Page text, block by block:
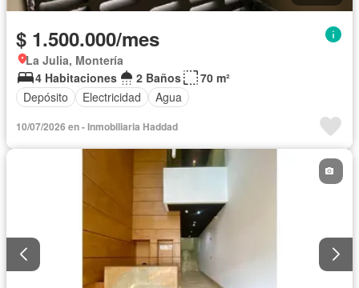
$ 1.500.000/mes
La Julia, Montería
4 Habitaciones
2 Baños
70 m²
Depósito
Electricidad Agua
10/07/2026 en - Inmobiliaria Haddad